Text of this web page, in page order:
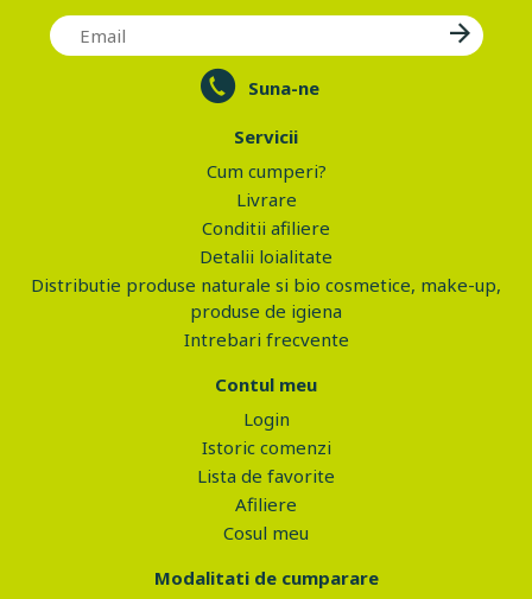
Suna-ne
Servicii
Cum cumperi?
Livrare
Conditii afiliere
Detalii loialitate
Distributie produse naturale si bio cosmetice, make-up,
produse de igiena
Intrebari frecvente
Contul meu
Login
Istoric comenzi
Lista de favorite
Afiliere
Cosul meu
Modalitati de cumparare